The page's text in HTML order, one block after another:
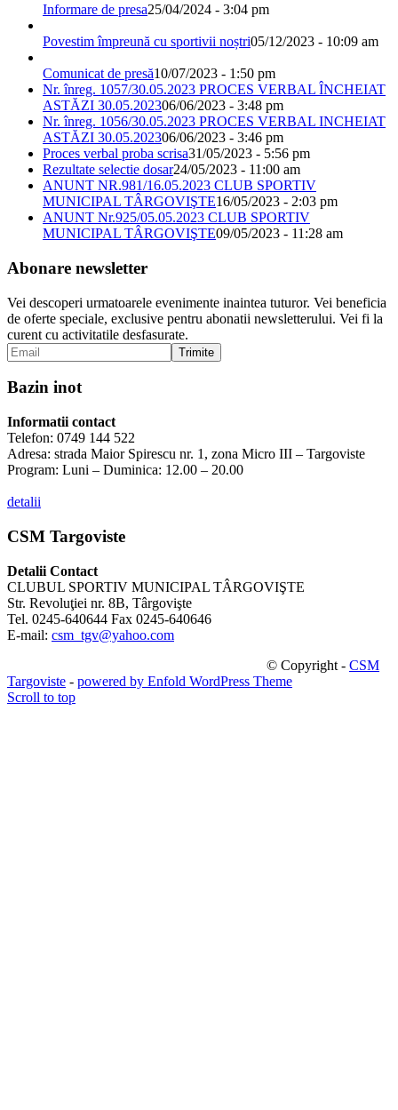
Informare de presa25/04/2024 - 3:04 pm
Povestim împreună cu sportivii noștri05/12/2023 - 10:09 am
Comunicat de presă10/07/2023 - 1:50 pm
Nr. înreg. 1057/30.05.2023 PROCES VERBAL ÎNCHEIAT
ASTĂZI 30.05.202306/06/2023 - 3:48 pm
Nr. înreg. 1056/30.05.2023 PROCES VERBAL INCHEIAT
ASTĂZI 30.05.202306/06/2023 - 3:46 pm
Proces verbal proba scrisa31/05/2023 - 5:56 pm
Rezultate selectie dosar24/05/2023 - 11:00 am
ANUNT NR.981/16.05.2023 CLUB SPORTIV
MUNICIPAL TÂRGOVIŞTE16/05/2023 - 2:03 pm
ANUNT Nr.925/05.05.2023 CLUB SPORTIV
MUNICIPAL TÂRGOVIŞTE09/05/2023 - 11:28 am
Abonare newsletter
Vei descoperi urmatoarele evenimente inaintea tuturor. Vei beneficia
de oferte speciale, exclusive pentru abonatii newsletterului. Vei fi la
curent cu activitatile desfasurate.
Bazin inot
Informatii contact
Telefon: 0749 144 522
Adresa: strada Maior Spirescu nr. 1, zona Micro III – Targoviste
Program: Luni – Duminica: 12.00 – 20.00
detalii
CSM Targoviste
Detalii Contact
CLUBUL SPORTIV MUNICIPAL TÂRGOVIŞTE
Str. Revoluţiei nr. 8B, Târgovişte
Tel. 0245-640644 Fax 0245-640646
E-mail: csm_tgv@yahoo.com
© Copyright - CSM
Targoviste - powered by Enfold WordPress Theme
Scroll to top